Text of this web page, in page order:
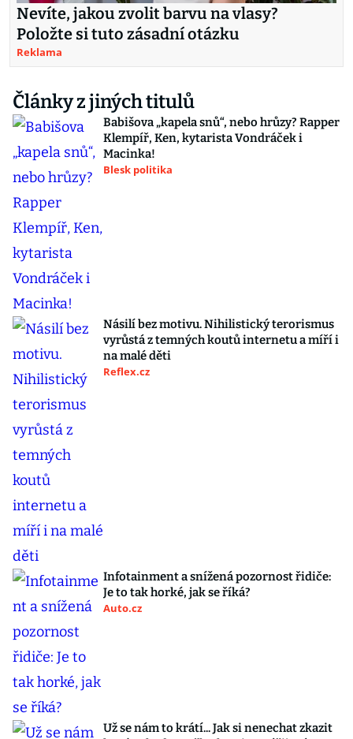
Nevíte, jakou zvolit barvu na vlasy?
Položte si tuto zásadní otázku
Reklama
Články z jiných titulů
Babišova „kapela snů“, nebo hrůzy? Rapper
Klempíř, Ken, kytarista Vondráček i
Macinka!
Blesk politika
Násilí bez motivu. Nihilistický terorismus
vyrůstá z temných koutů internetu a míří i
na malé děti
Reflex.cz
Infotainment a snížená pozornost řidiče:
Je to tak horké, jak se říká?
Auto.cz
Už se nám to krátí... Jak si nenechat zkazit